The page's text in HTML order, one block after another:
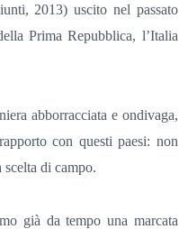
2013) uscito nel passato
Prima Repubblica, l’Italia
abborracciata e ondivaga,
con questi paesi: non
di campo.
già da tempo una marcata